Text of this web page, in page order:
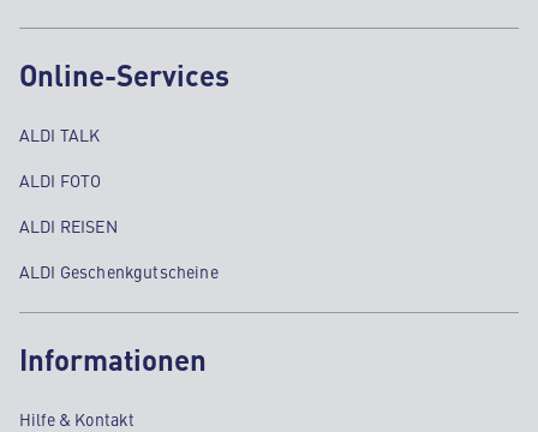
Online-Services
ALDI TALK
ALDI FOTO
ALDI REISEN
ALDI Geschenkgutscheine
Informationen
Hilfe & Kontakt